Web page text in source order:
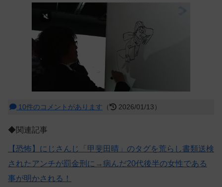
10件のコメントがあります （ 2026/01/13）
◆関連記事
【恐怖】にじさんじ「甲斐田晴」のタグを荒らし書類送検
されたアンチが罰金刑に→病んだ20代後半の女性である
事が明かされる！